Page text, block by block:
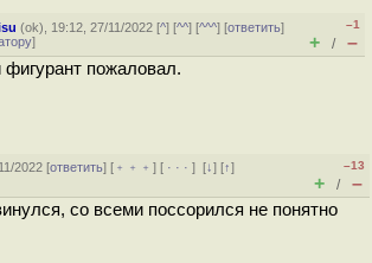
(ok), 19:12, 27/11/2022 [^] [^^] [^^^] [ответить]
]
–1
+ / –
фигурант пожаловал.
2022 [ответить] [ ﹢﹢﹢] [ · · ·][↓] [↑]
–13
+ / –
со всеми поссорился не понятно